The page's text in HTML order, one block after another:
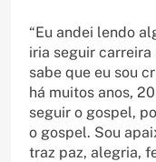
“Eu andei lendo
iria seguir carreira
sabe que eu sou
há muitos anos,
seguir o gospel,
o gospel. Sou
traz paz, alegria,